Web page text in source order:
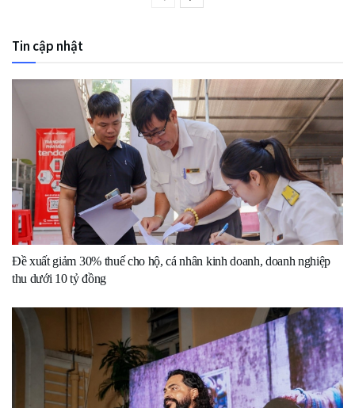
Tin cập nhật
Đề xuất giảm 30% thuế cho hộ, cá nhân kinh doanh, doanh nghiệp
thu dưới 10 tỷ đồng